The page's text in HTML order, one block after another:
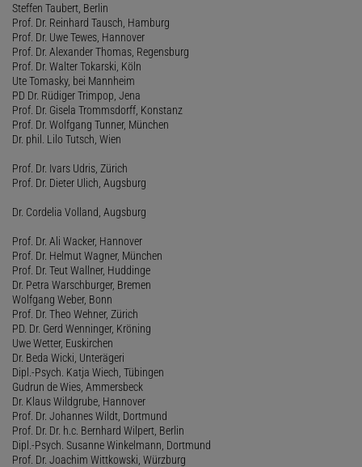
Steffen Taubert, Berlin
Prof. Dr. Reinhard Tausch, Hamburg
Prof. Dr. Uwe Tewes, Hannover
Prof. Dr. Alexander Thomas, Regensburg
Prof. Dr. Walter Tokarski, Köln
Ute Tomasky, bei Mannheim
PD Dr. Rüdiger Trimpop, Jena
Prof. Dr. Gisela Trommsdorff, Konstanz
Prof. Dr. Wolfgang Tunner, München
Dr. phil. Lilo Tutsch, Wien
Prof. Dr. Ivars Udris, Zürich
Prof. Dr. Dieter Ulich, Augsburg
Dr. Cordelia Volland, Augsburg
Prof. Dr. Ali Wacker, Hannover
Prof. Dr. Helmut Wagner, München
Prof. Dr. Teut Wallner, Huddinge
Dr. Petra Warschburger, Bremen
Wolfgang Weber, Bonn
Prof. Dr. Theo Wehner, Zürich
PD. Dr. Gerd Wenninger, Kröning
Uwe Wetter, Euskirchen
Dr. Beda Wicki, Unterägeri
Dipl.-Psych. Katja Wiech, Tübingen
Gudrun de Wies, Ammersbeck
Dr. Klaus Wildgrube, Hannover
Prof. Dr. Johannes Wildt, Dortmund
Prof. Dr. Dr. h.c. Bernhard Wilpert, Berlin
Dipl.-Psych. Susanne Winkelmann, Dortmund
Prof. Dr. Joachim Wittkowski, Würzburg